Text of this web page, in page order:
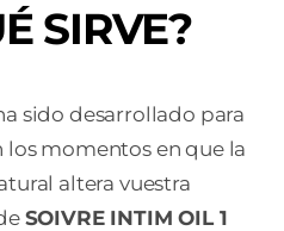
SIRVE?
sido desarrollado para
los momentos en que la
altera vuestra
SOIVRE INTIM OIL 1